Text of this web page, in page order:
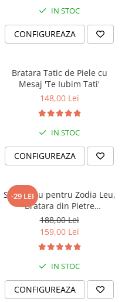
IN STOC
CONFIGUREAZA
Bratara Tatic de Piele cu
Mesaj 'Te Iubim Tati'
148,00 Lei
IN STOC
CONFIGUREAZA
-29 LEI
Set Cadou pentru Zodia Leu,
Bratara din Pietre
Semipretioase si Lumanare
Parfumata
188,00 Lei
159,00 Lei
IN STOC
CONFIGUREAZA